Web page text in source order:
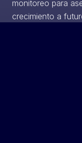
monitoreo para
crecimiento a